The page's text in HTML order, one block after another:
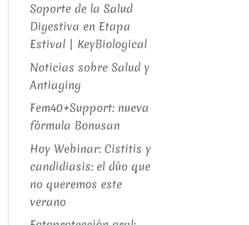
Soporte de la Salud
Digestiva en Etapa
Estival | KeyBiological
Noticias sobre Salud y
Antiaging
Fem40+Support: nueva
fórmula Bonusan
Hoy Webinar: Cistitis y
candidiasis: el dúo que
no queremos este
verano